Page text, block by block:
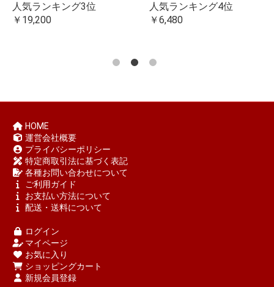
人気ランキング3位
￥19,200
人気ランキング4位
￥6,480
HOME
運営会社概要
プライバシーポリシー
特定商取引法に基づく表記
各種お問い合わせについて
ご利用ガイド
お支払い方法について
配送・送料について
ログイン
マイページ
お気に入り
ショッピングカート
新規会員登録